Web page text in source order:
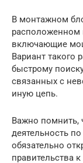
В монтажном
расположенном
включающие
Вариант такого
быстрому
связанных с
иную цепь.
Важно помнить,
деятельность
обязательно
правительства